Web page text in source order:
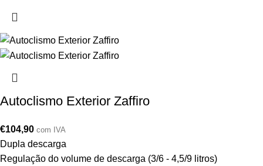
Autoclismo Exterior Zaffiro
€104,90 com IVA
Dupla descarga
Regulação do volume de descarga (3/6 - 4,5/9 litros)